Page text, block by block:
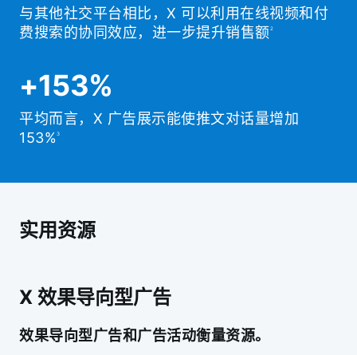
与其他社交平台相比，X 可以利用在线视频和付
费搜索的协同效应，进一步提升销售额2
+153%
平均而言，X 广告展示能使推文对话量增加
153% 3
实用资源
X 效果导向型广告
效果导向型广告和广告活动衡量资源。